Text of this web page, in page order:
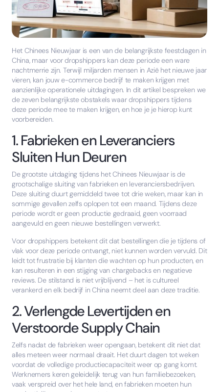
Het Chinees Nieuwjaar is een van de belangrijkste feestdagen in
China, maar voor dropshippers kan deze periode een ware
nachtmerrie zijn. Terwijl miljarden mensen in Azië het nieuwe jaar
vieren, kan jouw e-commerce bedrijf te maken krijgen met
aanzienlijke operationele uitdagingen. In dit artikel bespreken we
de zeven belangrijkste obstakels waar dropshippers tijdens
deze periode mee te maken krijgen, en hoe je je hierop kunt
voorbereiden.
1. Fabrieken en Leveranciers
Sluiten Hun Deuren
De grootste uitdaging tijdens het Chinees Nieuwjaar is de
grootschalige sluiting van fabrieken en leveranciersbedrijven.
Deze sluiting duurt gemiddeld twee tot drie weken, maar kan in
sommige gevallen zelfs oplopen tot een maand. Tijdens deze
periode wordt er geen productie gedraaid, geen voorraad
aangevuld en geen nieuwe bestellingen verwerkt.
Voor dropshippers betekent dit dat bestellingen die je tijdens of
vlak voor deze periode ontvangt, niet kunnen worden vervuld. Dit
leidt tot frustratie bij klanten die wachten op hun producten, en
kan resulteren in een stijging van chargebacks en negatieve
reviews. De stilstand is niet vrijblijvend – het is cultureel
verankerd en elk bedrijf in China neemt deel aan deze traditie.
2. Verlengde Levertijden en
Verstoorde Supply Chain
Zelfs nadat de fabrieken weer opengaan, betekent dit niet dat
alles meteen weer normaal draait. Het duurt dagen tot weken
voordat de volledige productiecapaciteit weer op gang komt.
Werknemers keren geleidelijk terug van hun familiebezoeken,
vaak verspreid over het hele land, en fabrieken moeten hun